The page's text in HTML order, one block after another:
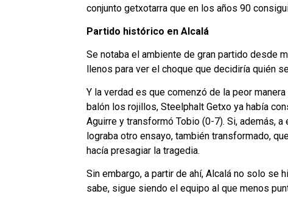
conjunto getxotarra que en los años 90
Partido histórico en Alcalá
Se notaba el ambiente de gran partido desde
llenos para ver el choque que decidiría quién
Y la verdad es que comenzó de la peor
balón los rojillos, Steelphalt Getxo ya había
Aguirre y transformó Tobio (0-7). Si, además,
lograba otro ensayo, también transformado,
hacía presagiar la tragedia.
Sin embargo, a partir de ahí, Alcalá no solo se
sabe, sigue siendo el equipo al que menos